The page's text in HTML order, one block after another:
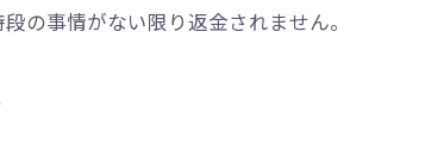
の事情がない限り返金されません。